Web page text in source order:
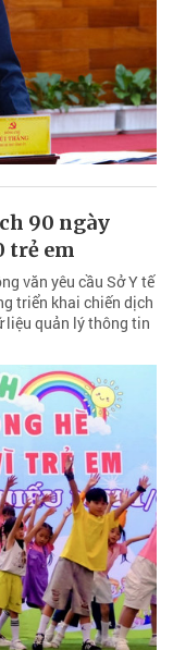
90 ngày
trẻ em
văn yêu cầu Sở Y tế
triển khai chiến dịch
liệu quản lý thông tin